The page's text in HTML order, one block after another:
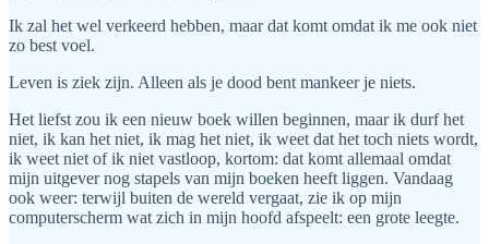
Ik zal het wel verkeerd hebben, maar dat komt omdat ik me ook niet
zo best voel.
Leven is ziek zijn. Alleen als je dood bent mankeer je niets.
Het liefst zou ik een nieuw boek willen beginnen, maar ik durf het
niet, ik kan het niet, ik mag het niet, ik weet dat het toch niets wordt,
ik weet niet of ik niet vastloop, kortom: dat komt allemaal omdat
mijn uitgever nog stapels van mijn boeken heeft liggen. Vandaag
ook weer: terwijl buiten de wereld vergaat, zie ik op mijn
computerscherm wat zich in mijn hoofd afspeelt: een grote leegte.